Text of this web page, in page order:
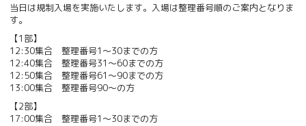
当日は規制入場を実施いたします。入場は整理番号順のご案内となりま
す。
【1部】
12:30集合 整理番号1～30までの方
12:40集合 整理番号31～60までの方
12:50集合 整理番号61～90までの方
13:00集合 整理番号90～の方
【2部】
17:00集合 整理番号1～30までの方